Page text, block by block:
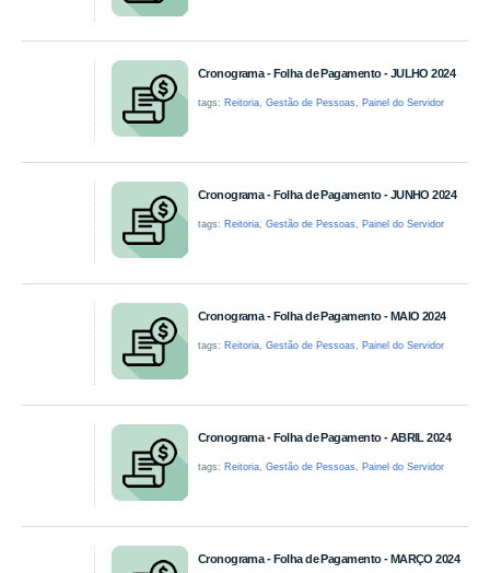
Cronograma - Folha de Pagamento - JULHO 2024
tags: Reitoria, Gestão de Pessoas, Painel do Servidor
Cronograma - Folha de Pagamento - JUNHO 2024
tags: Reitoria, Gestão de Pessoas, Painel do Servidor
Cronograma - Folha de Pagamento - MAIO 2024
tags: Reitoria, Gestão de Pessoas, Painel do Servidor
Cronograma - Folha de Pagamento - ABRIL 2024
tags: Reitoria, Gestão de Pessoas, Painel do Servidor
Cronograma - Folha de Pagamento - MARÇO 2024